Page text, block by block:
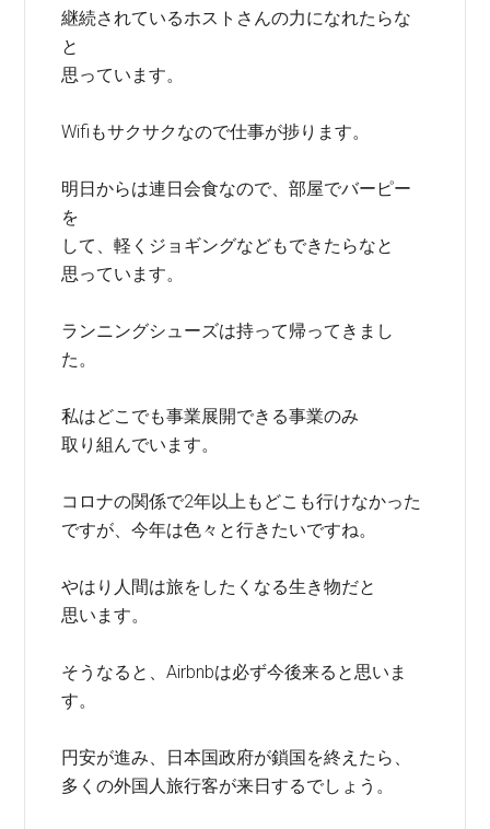
継続されているホストさんの力になれたらな
と
思っています。
Wifiもサクサクなので仕事が捗ります。
明日からは連日会食なので、部屋でバーピー
を
して、軽くジョギングなどもできたらなと
思っています。
ランニングシューズは持って帰ってきまし
た。
私はどこでも事業展開できる事業のみ
取り組んでいます。
コロナの関係で2年以上もどこも行けなかった
ですが、今年は色々と行きたいですね。
やはり人間は旅をしたくなる生き物だと
思います。
そうなると、Airbnbは必ず今後来ると思いま
す。
円安が進み、日本国政府が鎖国を終えたら、
多くの外国人旅行客が来日するでしょう。